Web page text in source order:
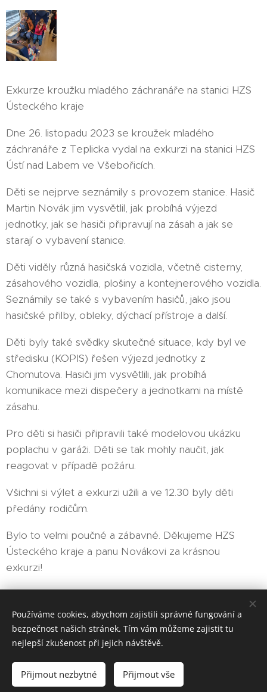
Exkurze kroužku mladého záchranáře na stanici HZS
Ústeckého kraje
Dne 26. listopadu 2023 se kroužek mladého
záchranáře z Teplicka vydal na exkurzi na stanici HZS
Ústí nad Labem ve Všebořicích.
Děti se nejprve seznámily s provozem stanice. Hasič
Martin Novák jim vysvětlil, jak probíhá výjezd
jednotky, jak se hasiči připravují na zásah a jak se
starají o vybavení stanice.
Děti viděly různá hasičská vozidla, včetně cisterny,
zásahového vozidla, plošiny a kontejnerového vozidla.
Seznámily se také s vybavením hasičů, jako jsou
hasičské přilby, obleky, dýchací přístroje a další.
Děti byly také svědky skutečné situace, kdy byl ve
středisku (KOPIS) řešen výjezd jednotky z
Chomutova. Hasiči jim vysvětlili, jak probíhá
komunikace mezi dispečery a jednotkami na místě
zásahu.
Pro děti si hasiči připravili také modelovou ukázku
poplachu v garáži. Děti se tak mohly naučit, jak
reagovat v případě požáru.
Všichni si výlet a exkurzi užili a ve 12.30 byly děti
předány rodičům.
Bylo to velmi poučné a zábavné. Děkujeme HZS
Ústeckého kraje a panu Novákovi za krásnou
exkurzi!
Share
HVĚZDY ŽIVOTA z.s., Úzká 3, 417 31 Novosedlice, tel.: 608 306
259
Používáme cookies, abychom zajistili správné fungování a
bezpečnost našich stránek. Tím vám můžeme zajistit tu
nejlepší zkušenost při jejich návštěvě.
Přijmout nezbytné Přijmout vše